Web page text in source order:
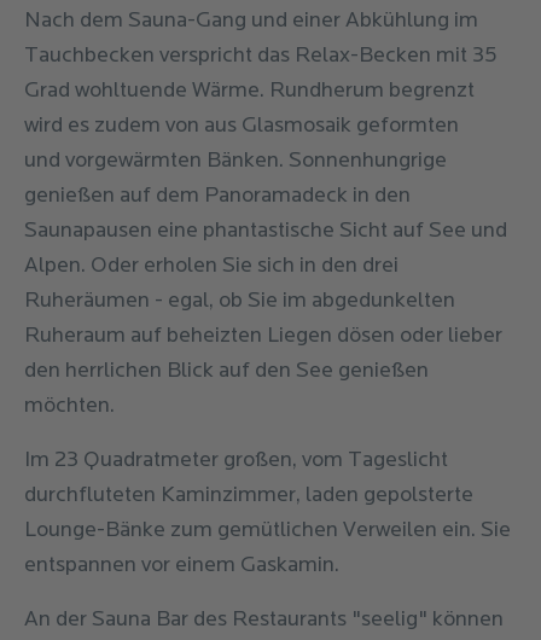
Nach dem Sauna-Gang und einer Abkühlung im
Tauchbecken verspricht das Relax-Becken mit 35
Grad wohltuende Wärme. Rundherum begrenzt
wird es zudem von aus Glasmosaik geformten
und vorgewärmten Bänken. Sonnenhungrige
genießen auf dem Panoramadeck in den
Saunapausen eine phantastische Sicht auf See und
Alpen. Oder erholen Sie sich in den drei
Ruheräumen - egal, ob Sie im abgedunkelten
Ruheraum auf beheizten Liegen dösen oder lieber
den herrlichen Blick auf den See genießen
möchten.
Im 23 Quadratmeter großen, vom Tageslicht
durchfluteten Kaminzimmer, laden gepolsterte
Lounge-Bänke zum gemütlichen Verweilen ein. Sie
entspannen vor einem Gaskamin.
An der Sauna Bar des Restaurants "seelig" können